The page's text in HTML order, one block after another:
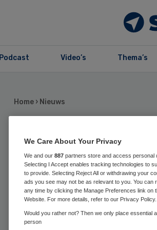
Podcast Video’s Thema’s
Home › Nieuws
Valente
nieuw
We Care About Your Privacy
We and our 887 partners store and access personal
Selecting I Accept enables tracking technologies to
to provide. Selecting Reject All or withdrawing your
ads you see may not be as relevant to you. You
any time by clicking the Manage Preferences link on
Website. For more details, refer to our Privacy Policy.
Would you rather not? Then we only place essential
person